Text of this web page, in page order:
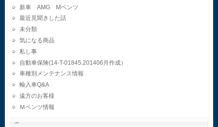
新車 AMG Mベンツ
最近見聞きした話
未分類
気になる商品
私し事
自動車保険(14-T-01845.201406月作成）
車種別メンテナンス情報
輸入車Q&A
遠方のお客様
Ｍベンツ情報
–